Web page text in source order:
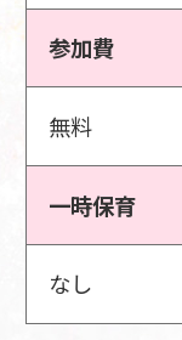
参加費
無料
一時保育
なし